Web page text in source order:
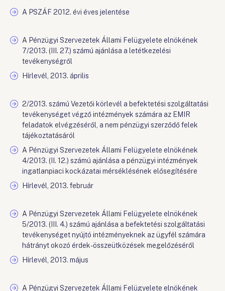
A PSZÁF 2012. évi éves jelentése
A Pénzügyi Szervezetek Állami Felügyelete elnökének
7/2013. (III. 27.) számú ajánlása a letétkezelési
tevékenységről
Hírlevél, 2013. április
2/2013. számú Vezetői körlevél a befektetési szolgáltatási
tevékenységet végző intézmények számára az EMIR
feladatok elvégzéséről, a nem pénzügyi szerződő felek
tájékoztatásáról
A Pénzügyi Szervezetek Állami Felügyelete elnökének
4/2013. (II. 12.) számú ajánlása a pénzügyi intézmények
ingatlanpiaci kockázatai mérséklésének elősegítésére
Hírlevél, 2013. február
A Pénzügyi Szervezetek Állami Felügyelete elnökének
5/2013. (III. 4.) számú ajánlása a befektetési szolgáltatási
tevékenységet nyújtó intézményeknek az ügyfél számára
hátrányt okozó érdek-összeütközések megelőzéséről
Hírlevél, 2013. május
A Pénzügyi Szervezetek Állami Felügyelete elnökének